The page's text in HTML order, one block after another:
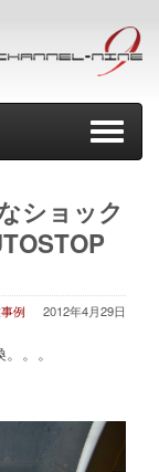
ショック
2012年4月29日
例
。。